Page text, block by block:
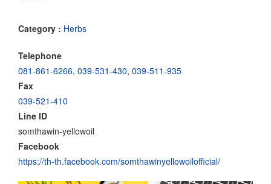
Category : Herbs
Telephone
081-861-6266, 039-531-430, 039-511-935
Fax
039-521-410
Line ID
somthawin-yellowoil
Facebook
https://th-th.facebook.com/somthawinyellowoilofficial/